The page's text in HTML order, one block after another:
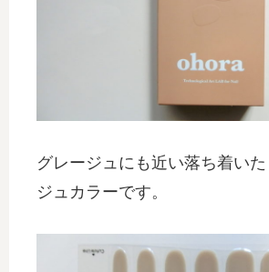
グレージュにも近い落ち着い
ジュカラーです。